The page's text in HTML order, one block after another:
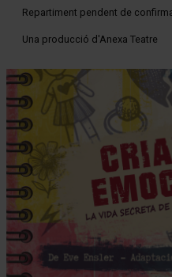
Repartiment pendent de
Una producció d'Anexa Teatre